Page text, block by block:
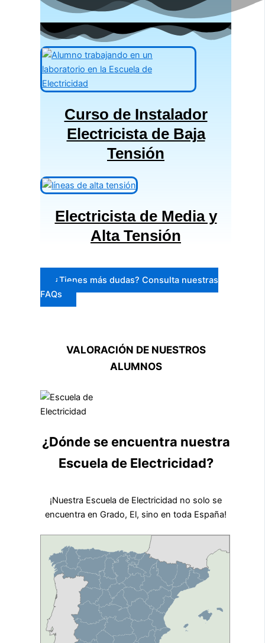
Curso de Instalador
Electricista de Baja
Tensión
Electricista de Media y
Alta Tensión
¿Tienes más dudas? Consulta nuestras
FAQs
VALORACIÓN DE NUESTROS
ALUMNOS
¿Dónde se encuentra nuestra
Escuela de Electricidad?
¡Nuestra Escuela de Electricidad no solo se
encuentra en Grado, El, sino en toda España!